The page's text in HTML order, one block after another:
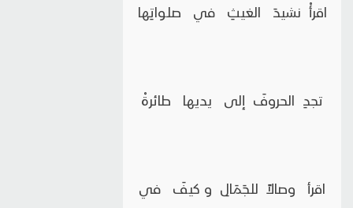
اقرأْ نشيدَ الغيثِ في صلواتِها
تجدِ الحروفَ إلى يديها طائرةْ
اقرأ وصالاً للجَمَالِ و كيفَ في